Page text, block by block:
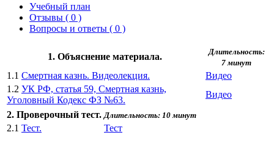
Учебный план
Отзывы ( 0 )
Вопросы и ответы ( 0 )
1. Объяснение материала.
Длительность:
7 минут
1.1 Смертная казнь. Видеолекция.
Видео
1.2 УК РФ, статья 59, Смертная казнь,
Уголовный Кодекс ФЗ №63.
Видео
2. Проверочный тест. Длительность: 10 минут
2.1 Тест. Тест